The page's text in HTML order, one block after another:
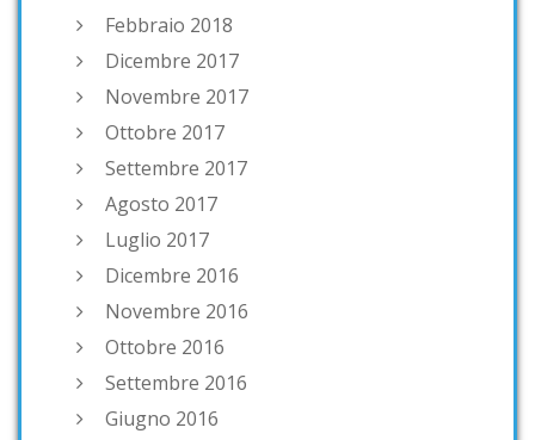
Febbraio 2018
Dicembre 2017
Novembre 2017
Ottobre 2017
Settembre 2017
Agosto 2017
Luglio 2017
Dicembre 2016
Novembre 2016
Ottobre 2016
Settembre 2016
Giugno 2016